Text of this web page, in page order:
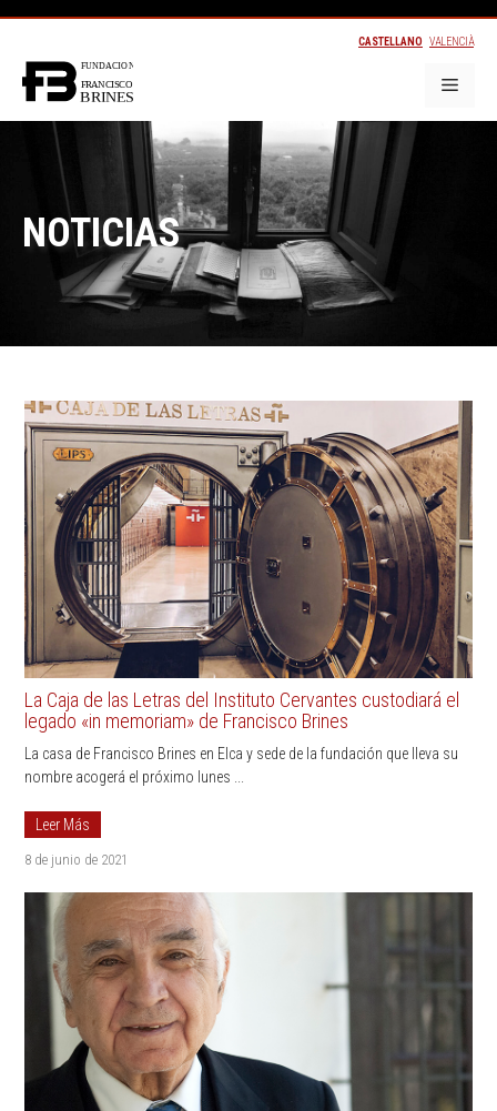
CASTELLANO VALENCIÀ
NOTICIAS
La Caja de las Letras del Instituto Cervantes custodiará el
legado «in memoriam» de Francisco Brines
La casa de Francisco Brines en Elca y sede de la fundación que lleva su
nombre acogerá el próximo lunes ...
Leer Más
8 de junio de 2021